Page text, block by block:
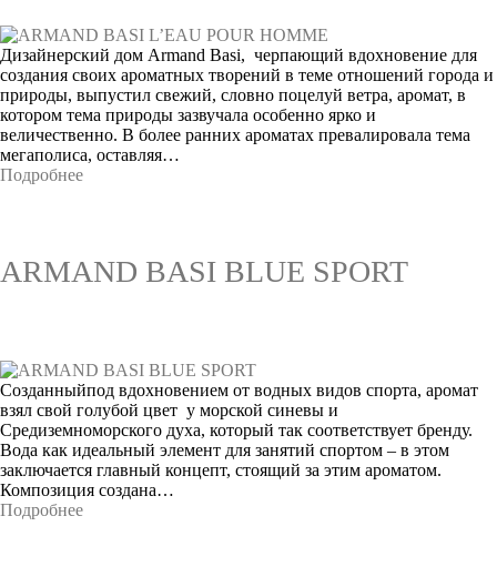
Дизайнерский дом Armand Basi, черпающий вдохновение для
создания своих ароматных творений в теме отношений города и
природы, выпустил свежий, словно поцелуй ветра, аромат, в
котором тема природы зазвучала особенно ярко и
величественно. В более ранних ароматах превалировала тема
мегаполиса, оставляя…
Подробнее
ARMAND BASI BLUE SPORT
Созданныйпод вдохновением от водных видов спорта, аромат
взял свой голубой цвет у морской синевы и
Средиземноморского духа, который так соответствует бренду.
Вода как идеальный элемент для занятий спортом – в этом
заключается главный концепт, стоящий за этим ароматом.
Композиция создана…
Подробнее